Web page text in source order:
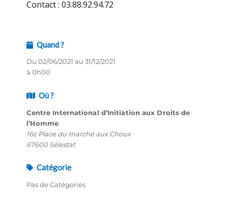
Contact : 03.88.92.94.72
Quand ?
Du 02/06/2021 au 31/12/2021
à 0h00
Où ?
Centre International d’Initiation aux Droits de
l’Homme
16c Place du marché aux Choux
67600 Sélestat
Catégorie
Pas de Catégories